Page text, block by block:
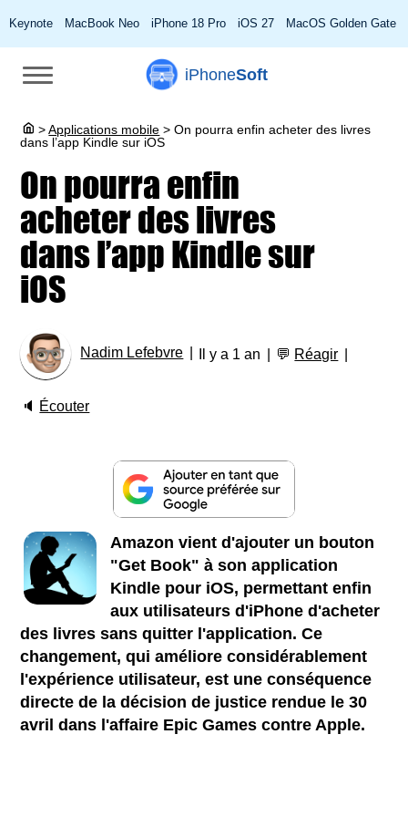
Keynote MacBook Neo iPhone 18 Pro iOS 27 MacOS Golden Gate
iPhoneSoft
> Applications mobile > On pourra enfin acheter des livres
dans l’app Kindle sur iOS
On pourra enfin
acheter des livres
dans l’app Kindle sur
iOS
Nadim Lefebvre Il y a 1 an 💬 Réagir
🔈 Écouter
Amazon vient d'ajouter un bouton
"Get Book" à son application
Kindle pour iOS, permettant enfin
aux utilisateurs d'iPhone d'acheter
des livres sans quitter l'application. Ce
changement, qui améliore considérablement
l'expérience utilisateur, est une conséquence
directe de la décision de justice rendue le 30
avril dans l'affaire Epic Games contre Apple.